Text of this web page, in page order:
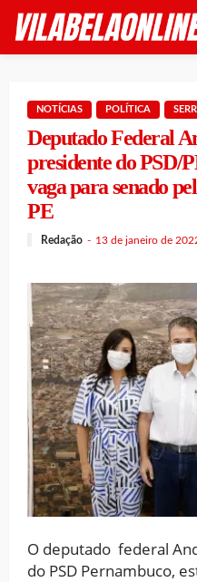
NOTÍCIAS POLÍTICA
Deputado Federal
presidente do PSD/
vaga para senado
PE
Redação 13 de janeiro de
O deputado federal
do PSD Pernambuco,